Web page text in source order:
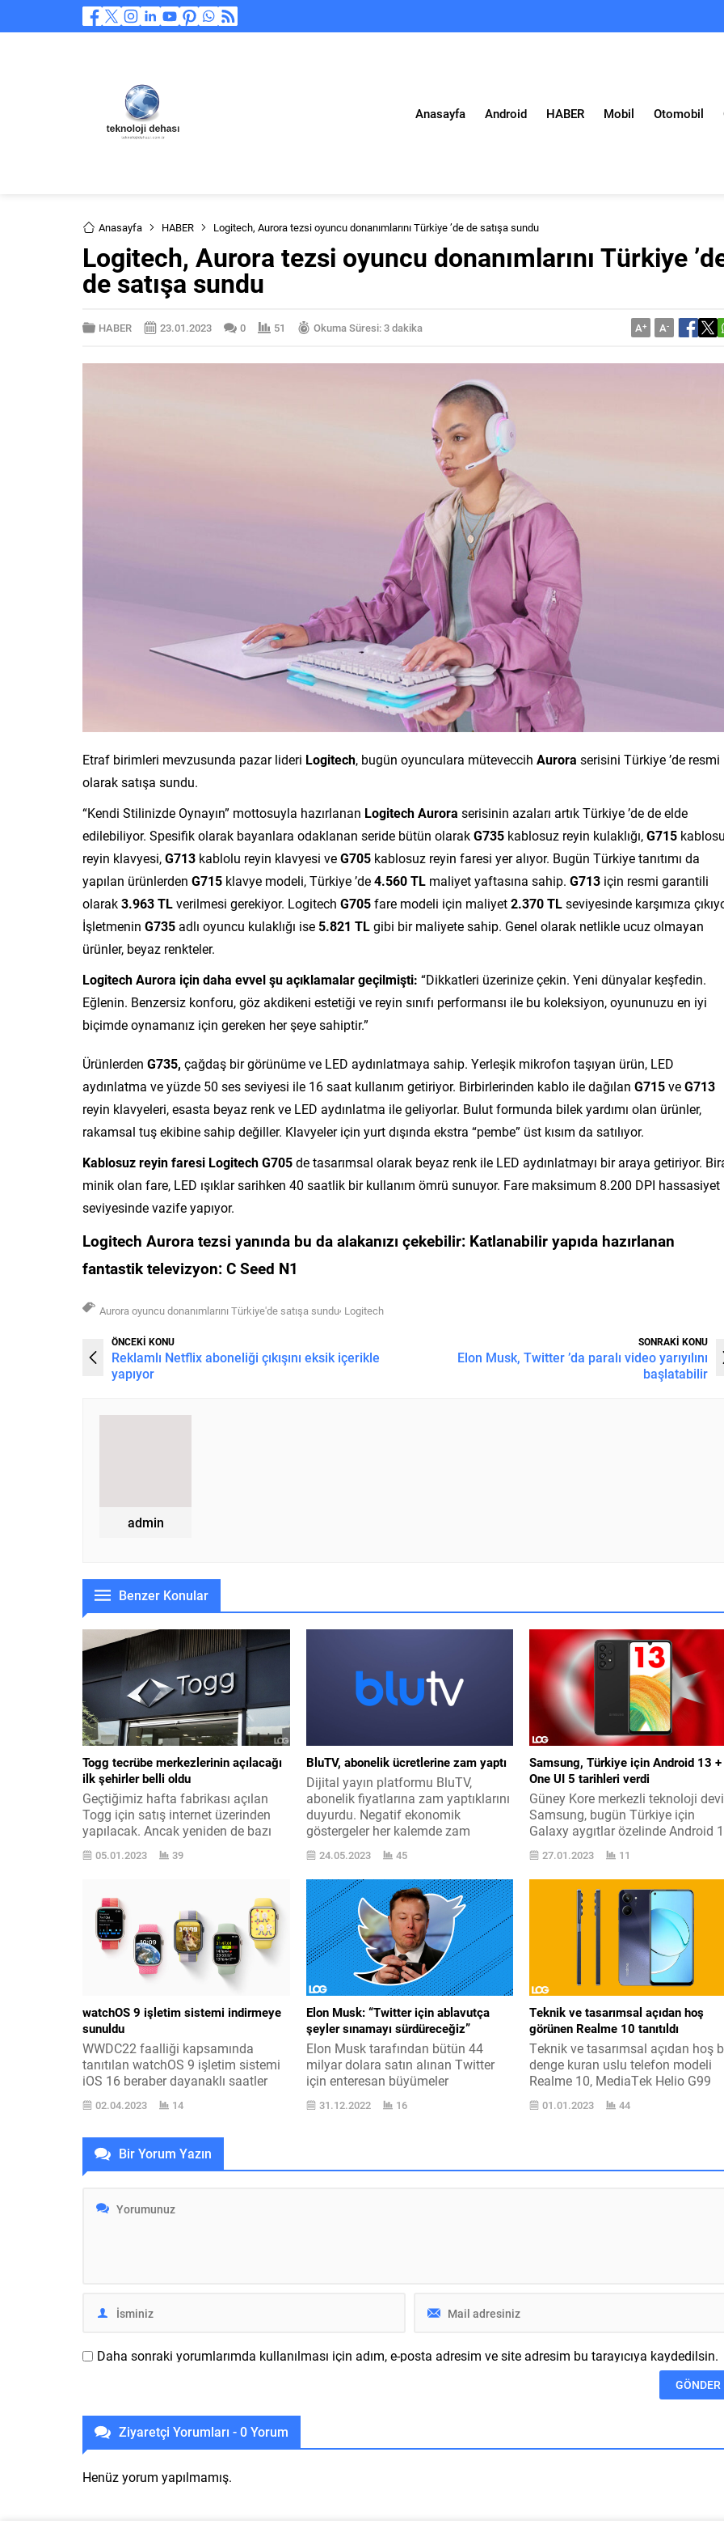
Anasayfa Android HABER Mobil Otomobil
Anasayfa HABER Logitech, Aurora tezsi oyuncu donanımlarını Türkiye ’de de satışa sundu
Logitech, Aurora tezsi oyuncu donanımlarını Türkiye
de satışa sundu
HABER 23.01.2023 0 51 Okuma Süresi: 3 dakika A+ A-
Etraf birimleri mevzusunda pazar lideri Logitech, bugün oyunculara müteveccih Aurora serisini Türkiye ’de resmi
olarak satışa sundu.
“Kendi Stilinizde Oynayın” mottosuyla hazırlanan Logitech Aurora serisinin azaları artık Türkiye ’de de elde
edilebiliyor. Spesifik olarak bayanlara odaklanan seride bütün olarakG735 kablosuz reyin kulaklığı,G715
reyin klavyesi,G713 kablolu reyin klavyesi veG705 kablosuz reyin faresi yer alıyor. Bugün Türkiye tanıtımı da
yapılan ürünlerden G715 klavye modeli, Türkiye ’de4.560 TL maliyet yaftasına sahip. G713 için resmi garantili
olarak3.963 TLverilmesi gerekiyor. Logitech G705fare modeli için maliyet2.370 TLseviyesinde karşımıza
İşletmenin G735 adlı oyuncu kulaklığı ise 5.821 TLgibi bir maliyete sahip. Genel olarak netlikle ucuz olmayan
ürünler, beyaz renkteler.
Logitech Aurora için daha evvel şu açıklamalar geçilmişti: “Dikkatleri üzerinize çekin. Yeni dünyalar keşfedin.
Eğlenin. Benzersiz konforu, göz akdikeni estetiği ve reyin sınıfı performansı ile bu koleksiyon, oyununuzu en iyi
biçimde oynamanız için gereken her şeye sahiptir.”
Ürünlerden G735, çağdaş bir görünüme ve LED aydınlatmaya sahip. Yerleşik mikrofon taşıyan ürün, LED
aydınlatma ve yüzde 50 ses seviyesi ile 16 saat kullanım getiriyor. Birbirlerinden kablo ile dağılan G715veG713
reyin klavyeleri, esasta beyaz renk ve LED aydınlatma ile geliyorlar. Bulut formunda bilek yardımı olan ürünler,
rakamsal tuş ekibine sahip değiller. Klavyeler için yurt dışında ekstra “pembe” üst kısım da satılıyor.
Kablosuz reyin faresi Logitech G705de tasarımsal olarak beyaz renk ile LED aydınlatmayı bir araya getiriyor.
minik olan fare, LED ışıklar sarihken 40 saatlik bir kullanım ömrü sunuyor. Fare maksimum 8.200 DPI hassasiyet
seviyesinde vazife yapıyor.
Logitech Aurora tezsi yanında bu da alakanızı çekebilir: Katlanabilir yapıda hazırlanan
fantastik televizyon: C Seed N1
Aurora oyuncu donanımlarını Türkiye'de satışa sundu, Logitech
ÖNCEKİ KONU
Reklamlı Netflix aboneliği çıkışını eksik içerikle
yapıyor
SONRAKİ KONU
Elon Musk, Twitter ’da paralı video yarıyılını
başlatabilir
admin
Benzer Konular
Togg tecrübe merkezlerinin açılacağı
ilk şehirler belli oldu
Geçtiğimiz hafta fabrikası açılan
Togg için satış internet üzerinden
yapılacak. Ancak yeniden de bazı
tecrübe merkezli faaliyet gösterecek.
Togg imzalı tamamen elektrikli
çeyreğinde satışa çıkacak ilk model
C-SUV Ad değişecek, yalnızca
internet üzerinden satılacak başka
bir deyişle rastgele bir bayi ağı
olmayacak. Ancak yeniden de...
05.01.2023 39
BluTV, abonelik ücretlerine zam yaptı
Dijital yayın platformu BluTV,
abonelik fiyatlarına zam yaptıklarını
duyurdu. Negatif ekonomik
göstergeler her kalemde zam
getiriyor. BluTV ’den yapılan
açıklamaya göre, gelen zammın
ardından aylık abonelik fiyatı 49,90
TL, senelik abonelik fiyatı ise 12
taksit alternatifi ile ayda 29,90 TL
olarak yansıtılacak 20.09.2022
tarihinden evvel oluşturulmuş aylık
ve senelik azalıklarda...
24.05.2023 45
Samsung, Türkiye için Android 13 +
One UI 5 tarihleri verdi
Güney Kore merkezli teknoloji devi
Samsung, bugün Türkiye için
Galaxy aygıtlar özelinde Android
+ One UI 5 tarihleri verdi.
Türkiye ’deki Android 13
dün resmi olarak başladı. Android
13 + One UI 5 aktüellemesini ilk
olarak Samsung Galaxy S22
ailesindeki modeller için
başlayan işletme, bugün merak...
27.01.2023 11
watchOS 9 işletim sistemi indirmeye
sunuldu
WWDC22 faalliği kapsamında
tanıtılan watchOS 9 işletim sistemi
iOS 16 beraber dayanaklı saatler
için çıkışını yaptı. WWDC22
aktifliğinin ehemmiyetli
burada yer verdiğimiz Apple Watch
’lara özel watchOS 9 işletim sistemi,
artık alttaki uslu saatlere indirilerek
iyi biçimde sürdürdüğü aktüelleme
02.04.2023 14
Elon Musk: “Twitter için ablavutça
şeyler sınamayı sürdüreceğiz”
Elon Musk tarafından bütün 44
milyar dolara satın alınan Twitter
için enteresan büyümeler
gündemden düşmüyor. Platform
olağanüstü şeyler görüyor. Sabah
31.12.2022 16
Teknik ve tasarımsal açıdan hoş
görünen Realme 10 tanıtıldı
Teknik ve tasarımsal açıdan hoş
denge kuran uslu telefon modeli
Realme 10, MediaTek Helio G99
harekâtçıyı merkeze alıyor.
10, ince çerçevelere ve köşeli
01.01.2023 44
Bir Yorum Yazın
Daha sonraki yorumlarımda kullanılması için adım, e-posta adresim ve site adresim bu tarayıcıya kaydedilsin.
Ziyaretçi Yorumları - 0 Yorum
Henüz yorum yapılmamış.